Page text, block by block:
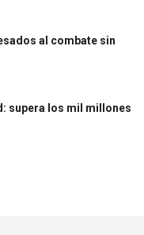
al combate sin
supera los mil millones